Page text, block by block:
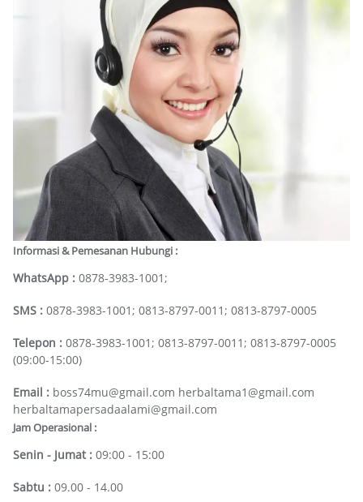
Informasi & Pemesanan Hubungi :
WhatsApp : 0878-3983-1001;
SMS : 0878-3983-1001; 0813-8797-0011; 0813-8797-0005
Telepon : 0878-3983-1001; 0813-8797-0011; 0813-8797-0005
(09:00-15:00)
Email : boss74mu@gmail.com herbaltama1@gmail.com
herbaltamapersadaalami@gmail.com
Jam Operasional :
Senin - Jumat : 09:00 - 15:00
Sabtu : 09.00 - 14.00